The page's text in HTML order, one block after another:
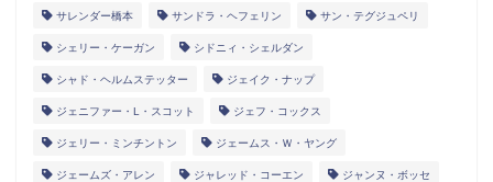
サレンダー橋本 サンドラ・ヘフェリン サン・テグジュペリ
シェリー・ケーガン シドニィ・シェルダン
シャド・ヘルムステッター ジェイク・ナップ
ジェニファー・L・スコット ジェフ・コックス
ジェリー・ミンチントン ジェームス・Ｗ・ヤング
ジェームズ・アレン ジャレッド・コーエン ジャンヌ・ボッセ